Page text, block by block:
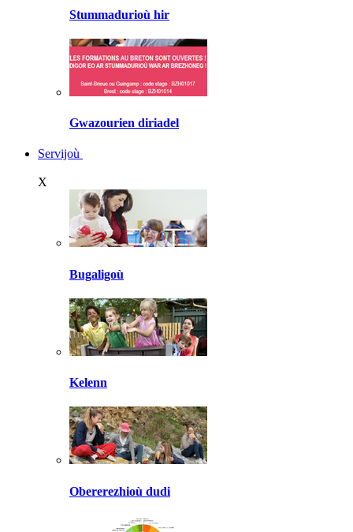
Stummadurioù hir
Gwazourien diriadel
Servijoù
X
Bugaligoù
Kelenn
Obererezhioù dudi